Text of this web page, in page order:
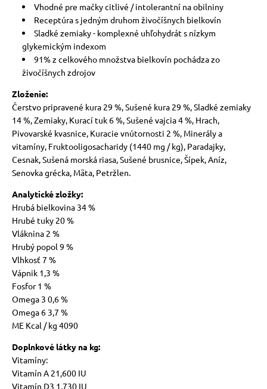
Vhodné pre mačky citlivé / intolerantní na obilniny
Receptúra ​​s jedným druhom živočíšnych bielkovín
Sladké zemiaky - komplexné uhľohydrát s nízkym
glykemickým indexom
91% z celkového množstva bielkovín pochádza zo
živočíšnych zdrojov
Zloženie:
Čerstvo pripravené kura 29 %, Sušené kura 29 %, Sladké zemiaky
14 %, Zemiaky, Kurací tuk 6 %, Sušené vajcia 4 %, Hrach,
Pivovarské kvasnice, Kuracie vnútornosti 2 %, Minerály a
vitamíny, Fruktooligosacharidy (1440 mg / kg), Paradajky,
Cesnak, Sušená morská riasa, Sušené brusnice, Šípek, Aníz,
Senovka grécka, Mäta, Petržlen.
Analytické zložky:
Hrubá bielkovina 34 %
Hrubé tuky 20 %
Vláknina 2 %
Hrubý popol 9 %
Vlhkosť 7 %
Vápnik 1,3 %
Fosfor 1 %
Omega 3 0,6 %
Omega 6 3,7 %
ME Kcal / kg 4090
Doplnkové látky na kg:
Vitamíny:
Vitamín A 21,600 IU
Vitamín D3 1,730 IU